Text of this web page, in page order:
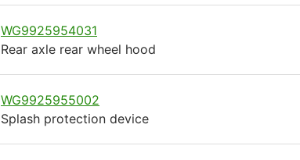
WG9925954031
Rear axle rear wheel hood
WG9925955002
Splash protection device